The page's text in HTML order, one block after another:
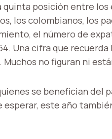
quinta posición entre
los colombianos, los
el número de
​​Una cifra que
no figuran ni
se benefician del
esperar, este año